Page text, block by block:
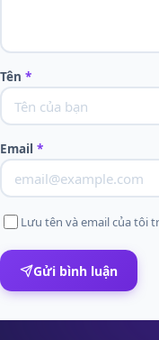
Tên *
Email *
Lưu tên và email của tôi
Gửi bình luận